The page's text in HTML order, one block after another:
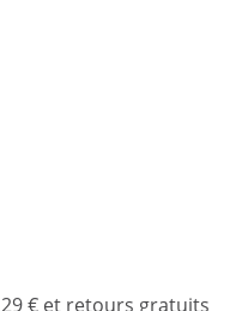
€ et retours gratuits